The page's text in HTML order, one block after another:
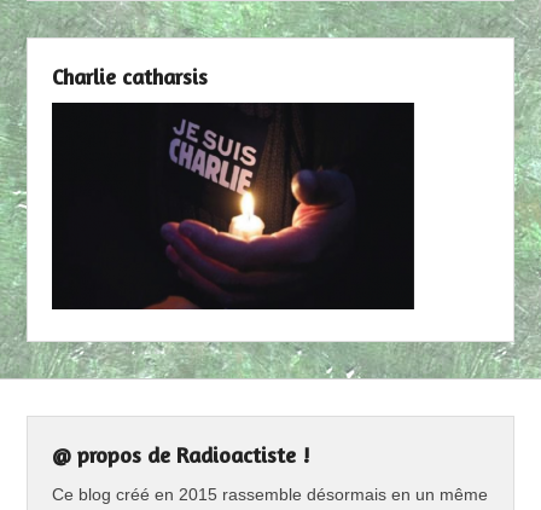
Charlie catharsis
@ propos de Radioactiste !
Ce blog créé en 2015 rassemble désormais en un même